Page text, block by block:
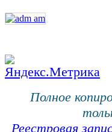
Полное
Реестровая